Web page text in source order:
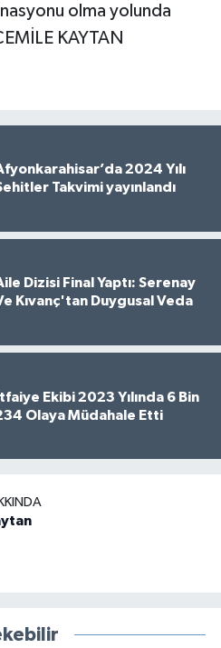
olma yolunda
KAYTAN
2024 Yılı
Takvimi yayınlandı
Dizisi Final Yaptı: Serenay
Kıvanç'tan Duygusal Veda
İtfaiye Ekibi 2023 Yılında 6 Bin
Olaya Müdahale Etti